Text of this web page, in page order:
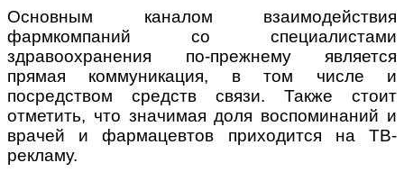
Основным каналом взаимодействия
фармкомпаний со специалистами
здравоохранения по-прежнему является
прямая коммуникация, в том числе и
посредством средств связи. Также стоит
отметить, что значимая доля воспоминаний и
врачей и фармацевтов приходится на ТВ-
рекламу.